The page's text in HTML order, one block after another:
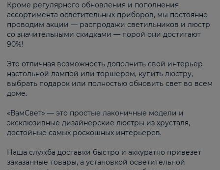
Кроме регулярного обновления и пополнения
ассортимента осветительных приборов, мы постоянно
проводим акции — распродажи светильников и люстр
со значительными скидками — порой они достигают
90%!
Это отличная возможность дополнить свой интерьер
настольной лампой или торшером, купить люстру,
выбрать подарок или полностью обновить свет во всем
доме.
«ВамСвет» — это простые лаконичные модели и
эксклюзивные дизайнерские люстры из хрусталя,
достойные самых роскошных интерьеров.
Наша служба доставки быстро и аккуратно привезет
заказанные товары, а установкой осветительной